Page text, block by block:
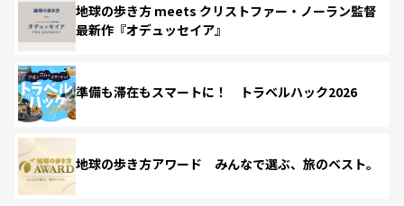
地球の歩き方 meets クリストファー・ノーラン監督
最新作『オデュッセイア』
準備も滞在もスマートに！ トラベルハック2026
地球の歩き方アワード みんなで選ぶ、旅のベスト。